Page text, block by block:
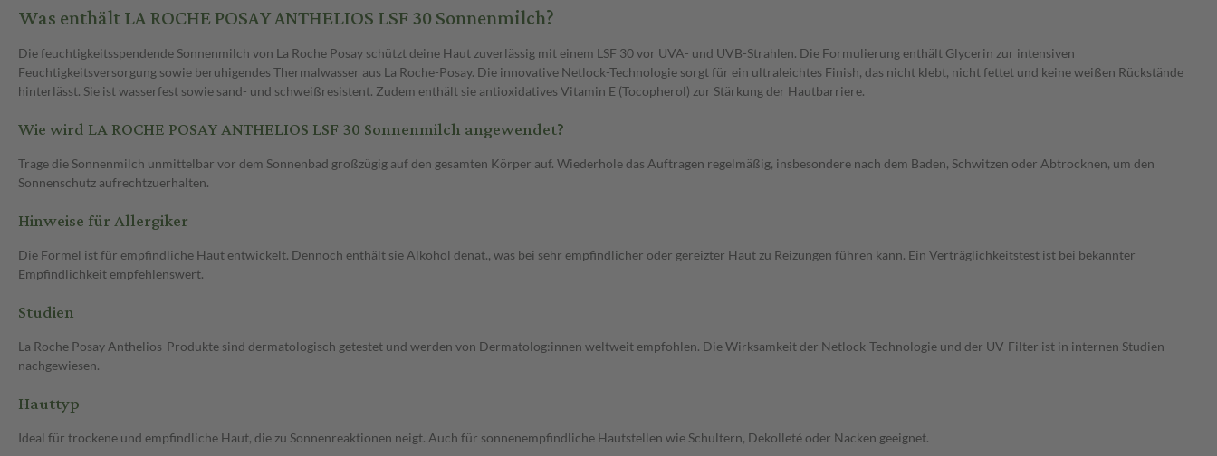
Was enthält LA ROCHE POSAY ANTHELIOS LSF 30 Sonnenmilch?
Die feuchtigkeitsspendende Sonnenmilch von La Roche Posay schützt deine Haut zuverlässig mit einem LSF 30 vor UVA- und UVB-Strahlen. Die Formulierung enthält Glycerin zur intensiven
Feuchtigkeitsversorgung sowie beruhigendes Thermalwasser aus La Roche-Posay. Die innovative Netlock-Technologie sorgt für ein ultraleichtes Finish, das nicht klebt, nicht fettet und keine weißen Rückstände
hinterlässt. Sie ist wasserfest sowie sand- und schweißresistent. Zudem enthält sie antioxidatives Vitamin E (Tocopherol) zur Stärkung der Hautbarriere.
Wie wird LA ROCHE POSAY ANTHELIOS LSF 30 Sonnenmilch angewendet?
Trage die Sonnenmilch unmittelbar vor dem Sonnenbad großzügig auf den gesamten Körper auf. Wiederhole das Auftragen regelmäßig, insbesondere nach dem Baden, Schwitzen oder Abtrocknen, um den
Sonnenschutz aufrechtzuerhalten.
Hinweise für Allergiker
Die Formel ist für empfindliche Haut entwickelt. Dennoch enthält sie Alkohol denat., was bei sehr empfindlicher oder gereizter Haut zu Reizungen führen kann. Ein Verträglichkeitstest ist bei bekannter
Empfindlichkeit empfehlenswert.
Studien
La Roche Posay Anthelios-Produkte sind dermatologisch getestet und werden von Dermatolog:innen weltweit empfohlen. Die Wirksamkeit der Netlock-Technologie und der UV-Filter ist in internen Studien
nachgewiesen.
Hauttyp
Ideal für trockene und empfindliche Haut, die zu Sonnenreaktionen neigt. Auch für sonnenempfindliche Hautstellen wie Schultern, Dekolleté oder Nacken geeignet.